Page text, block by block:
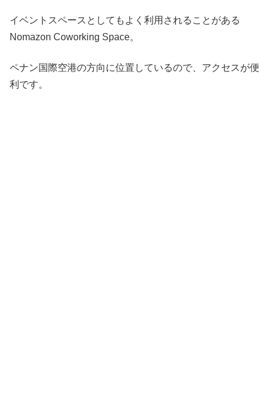
イベントスペースとしてもよく利用されることがある
Nomazon Coworking Space。
ペナン国際空港の方向に位置しているので、アクセスが便
利です。